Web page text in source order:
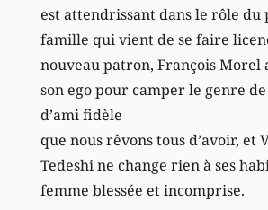
est attendrissant dans le rôle du
famille qui vient de se faire
nouveau patron, François Morel
son ego pour camper le genre
d’ami fidèle
que nous rêvons tous d’avoir, et
Tedeshi ne change rien à ses
femme blessée et incomprise.